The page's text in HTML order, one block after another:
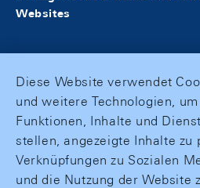
Websites
Diese Website verwendet
und weitere Technologien,
Funktionen, Inhalte und
stellen, angezeigte Inhalte zu
Verknüpfungen zu Sozialen
und die Nutzung der Website